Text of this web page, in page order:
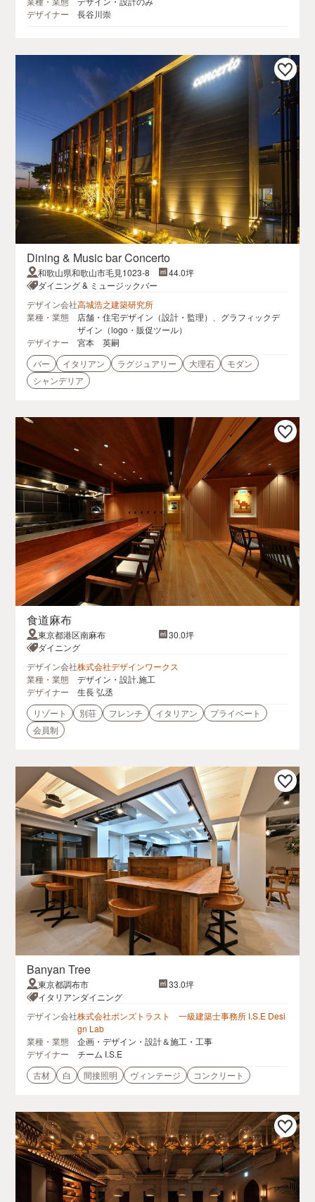
デザイナー
長谷川崇
Dining & Music bar Concerto
和歌山県和歌山市毛見1023-8
44.0坪
ダイニング & ミュージックバー
デザイン会社高城浩之建築研究所
業種・業態
店舗・住宅デザイン（設計・監理）、グラフィックデ
ザイン（logo・販促ツール）
デザイナー
宮本 英嗣
バー
イタリアン ラグジュアリー 大理石
モダン
シャンデリア
食道麻布
東京都港区南麻布
30.0坪
ダイニング
デザイン会社株式会社デザインワークス
業種・業態
デザイン・設計.施工
デザイナー
生長 弘丞
リゾート
別荘 フレンチ イタリアン
プライベート
会員制
Banyan Tree
東京都調布市
33.0坪
イタリアンダイニング
デザイン会社株式会社ボンズトラスト 一級建築士事務所 I.S.E Desi
gn Lab
業種・業態
企画・デザイン・設計＆施工・工事
デザイナー
チーム I.S.E
古材
白 間接照明 ヴィンテージ コンクリート